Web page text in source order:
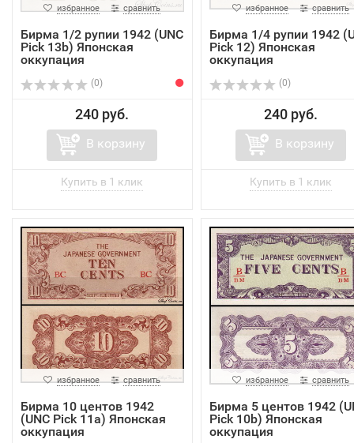
избранное сравнить
Бирма 1/2 рупии 1942 (UNC
Pick 13b) Японская
оккупация
(0)
240 руб.
В корзину
избранное сравнить
Бирма 1/4 рупии 1942
Pick 12) Японская
оккупация
(0)
240 руб.
В корзину
избранное сравнить
Бирма 10 центов 1942
(UNC Pick 11a) Японская
оккупация
избранное сравнить
Бирма 5 центов 1942
Pick 10b) Японская
оккупация